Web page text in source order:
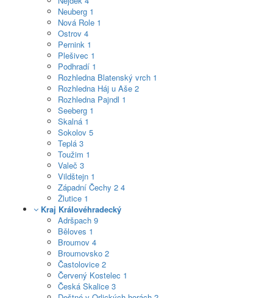
Neuberg 1
Nová Role 1
Ostrov 4
Pernink 1
Plešivec 1
Podhradí 1
Rozhledna Blatenský vrch 1
Rozhledna Háj u Aše 2
Rozhledna Pajndl 1
Seeberg 1
Skalná 1
Sokolov 5
Teplá 3
Toužim 1
Valeč 3
Vildštejn 1
Západní Čechy 2 4
Žlutice 1
Kraj Královéhradecký
Adršpach 9
Běloves 1
Broumov 4
Broumovsko 2
Častolovice 2
Červený Kostelec 1
Česká Skalice 3